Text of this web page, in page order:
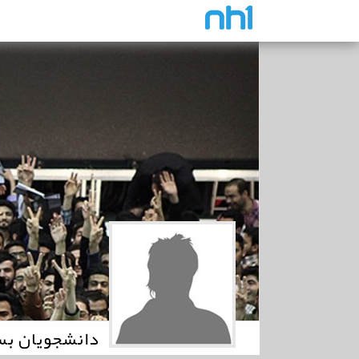
دانشجویان